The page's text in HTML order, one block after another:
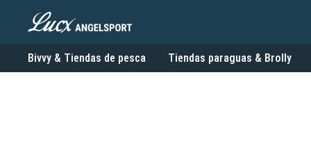
Bivvy & Tiendas de pesca Tiendas paraguas & Brolly